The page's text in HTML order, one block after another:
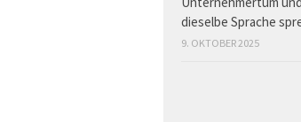
dieselbe Sprache
9. OKTOBER 2025